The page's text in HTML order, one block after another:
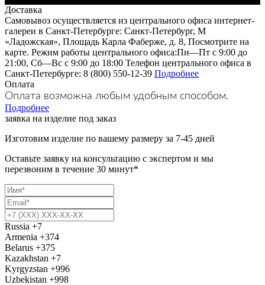
Доставка
Самовывоз осуществляется из центрального офиса интернет-
галереи в Санкт-Петербурге: Санкт-Петербург, М
«Ладожская», Площадь Карла Фаберже, д. 8, Посмотрите на
карте. Режим работы центрального офиса:Пн—Пт с 9:00 до
21:00, Сб—Вс с 9:00 до 18:00 Телефон центрального офиса в
Санкт-Петербурге: 8 (800) 550-12-39 Подробнее
Оплата
Оплата возможна любым удобным способом.
Подробнее
заявка на изделие под заказ
Изготовим изделие по вашему размеру за 7-45 дней
Оставьте заявку на консультацию с экспертом и мы
перезвоним в течение 30 минут*
Russia +7
Armenia +374
Belarus +375
Kazakhstan +7
Kyrgyzstan +996
Uzbekistan +998